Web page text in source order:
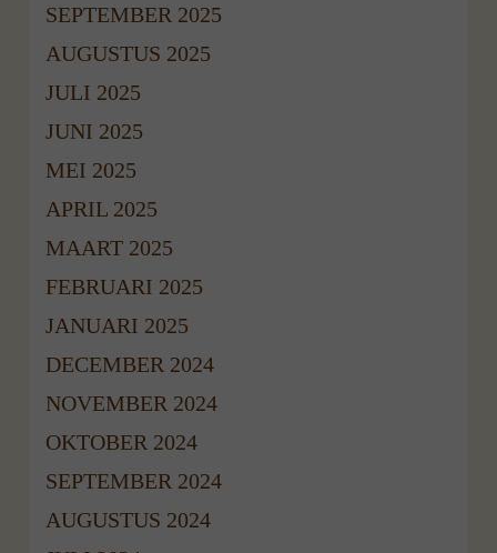
SEPTEMBER 2025
AUGUSTUS 2025
JULI 2025
JUNI 2025
MEI 2025
APRIL 2025
MAART 2025
FEBRUARI 2025
JANUARI 2025
DECEMBER 2024
NOVEMBER 2024
OKTOBER 2024
SEPTEMBER 2024
AUGUSTUS 2024